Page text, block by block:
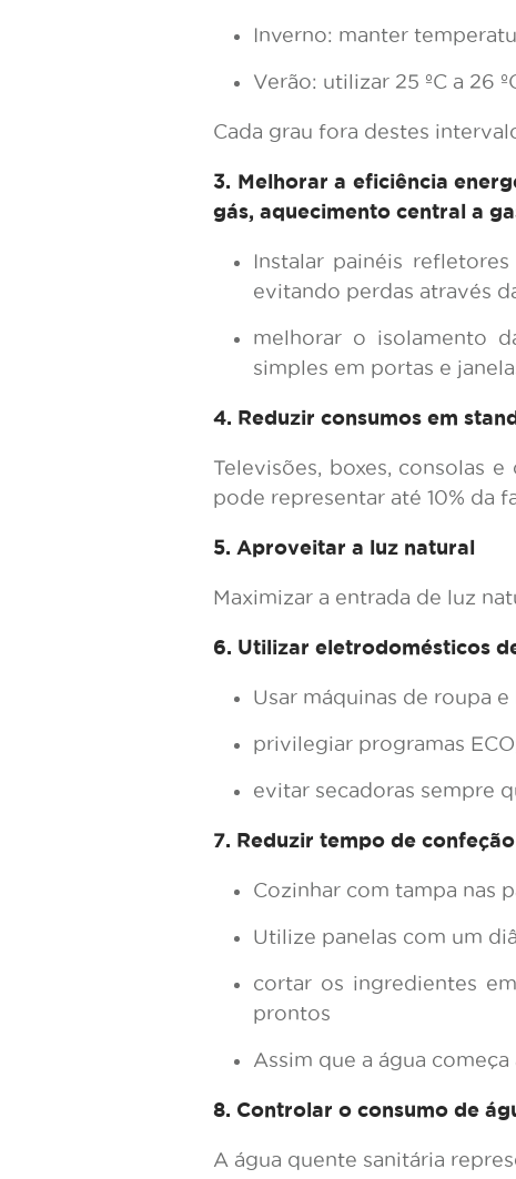
Inverno: manter
Verão: utilizar 25 ºC a 26
Cada grau fora destes
3. Melhorar a eficiência
gás, aquecimento central a
Instalar painéis
evitando perdas através
melhorar o isolamento
simples em portas e
4. Reduzir consumos em
Televisões, boxes, consolas
pode representar até 10% da
5. Aproveitar a luz natural
Maximizar a entrada de luz
6. Utilizar eletrodomésticos
Usar máquinas de roupa
privilegiar programas
evitar secadoras sempre
7. Reduzir tempo de
Cozinhar com tampa nas
Utilize panelas com um
cortar os ingredientes
prontos
Assim que a água
8. Controlar o consumo de
A água quente sanitária